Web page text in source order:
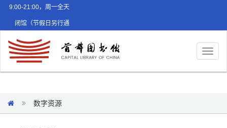
9:00-21:00，周一全天
闭馆（节假日另行通
数字资源